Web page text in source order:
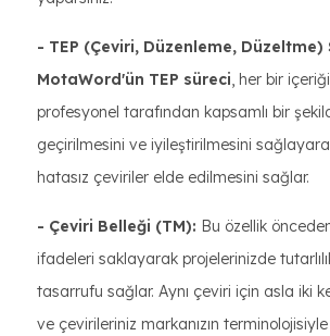
- TEP (Çeviri, Düzenleme, Düzeltme)
MotaWord'ün TEP süreci, her bir
profesyonel tarafından kapsamlı bir
geçirilmesini ve iyileştirilmesini
hatasız çeviriler elde edilmesini sağlar.
- Çeviri Belleği (TM): Bu özellik
ifadeleri saklayarak projelerinizde
tasarrufu sağlar. Aynı çeviri için asla iki
ve çevirileriniz markanızın terminolojisiyle